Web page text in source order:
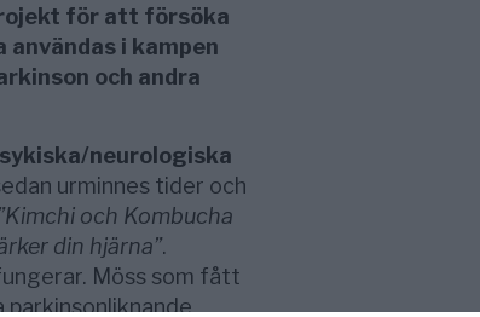
för att försöka
i kampen
och andra
neurologiska
urminnes tider och
”Kimchi och Kombucha
din hjärna”.
Möss som fått